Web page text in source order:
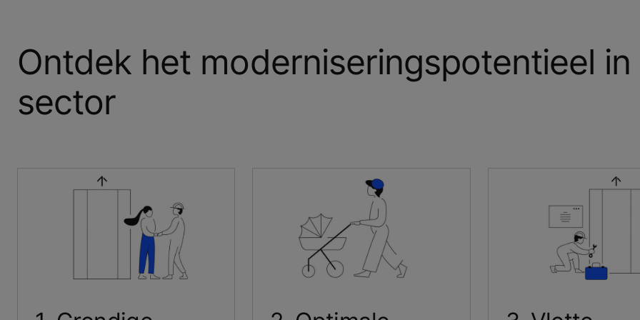
Ontdek het moderniseringspotentieel
sector